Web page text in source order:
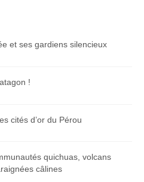
et ses gardiens silencieux
!
cités d’or du Pérou
quichuas, volcans
câlines